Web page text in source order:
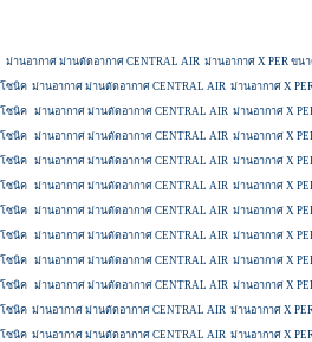
ม่านอากาศ ม่านตัดอากาศ CENTRAL AIR ม่านอากาศ X PER ขน
โซนิค ม่านอากาศ ม่านตัดอากาศ CENTRAL AIR ม่านอากาศ X
โซนิค ม่านอากาศ ม่านตัดอากาศ CENTRAL AIR ม่านอากาศ X
โซนิค ม่านอากาศ ม่านตัดอากาศ CENTRAL AIR ม่านอากาศ X
โซนิค ม่านอากาศ ม่านตัดอากาศ CENTRAL AIR ม่านอากาศ X
โซนิค ม่านอากาศ ม่านตัดอากาศ CENTRAL AIR ม่านอากาศ X
โซนิค ม่านอากาศ ม่านตัดอากาศ CENTRAL AIR ม่านอากาศ X
โซนิค ม่านอากาศ ม่านตัดอากาศ CENTRAL AIR ม่านอากาศ X
โซนิค ม่านอากาศ ม่านตัดอากาศ CENTRAL AIR ม่านอากาศ X
โซนิค ม่านอากาศ ม่านตัดอากาศ CENTRAL AIR ม่านอากาศ X
โซนิค ม่านอากาศ ม่านตัดอากาศ CENTRAL AIR ม่านอากาศ X
โซนิค ม่านอากาศ ม่านตัดอากาศ CENTRAL AIR ม่านอากาศ X